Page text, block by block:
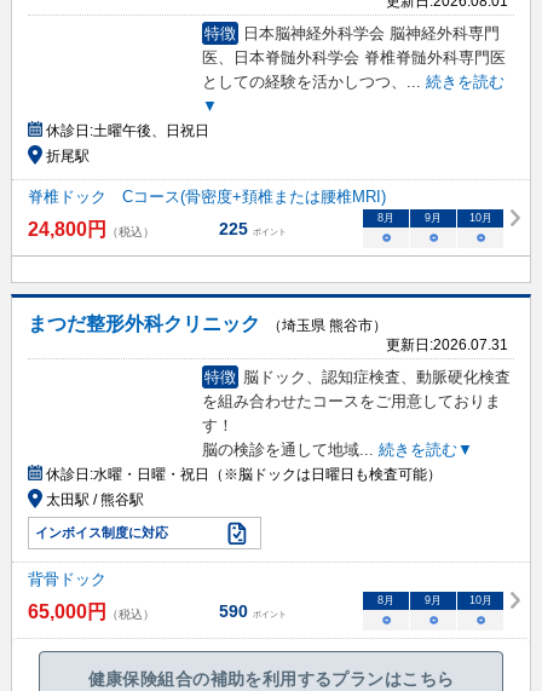
特徴
日本脳神経外科学会 脳神経外科専門
医、日本脊髄外科学会 脊椎脊髄外科専門医
としての経験を活かしつつ、 ... 続きを読む
▼
休診日:土曜午後、日祝日
折尾駅
脊椎ドック Cコース(骨密度+頚椎または腰椎MRI)
24,800円 （税込） 225 ポイント
8月 9月 10月
○ ○ ○
まつだ整形外科クリニック
（埼玉県 熊谷市）
更新日:2026.07.31
特徴 脳ドック、認知症検査、動脈硬化検査
を組み合わせたコースをご用意しておりま
す！
脳の検診を通して地域... 続きを読む▼
休診日:水曜・日曜・祝日（※脳ドックは日曜日も検査可能）
太田駅 / 熊谷駅
インボイス制度に対応
背骨ドック
65,000円 （税込） 590 ポイント
8月 9月 10月
○ ○ ○
健康保険組合の補助を利用するプランはこちら